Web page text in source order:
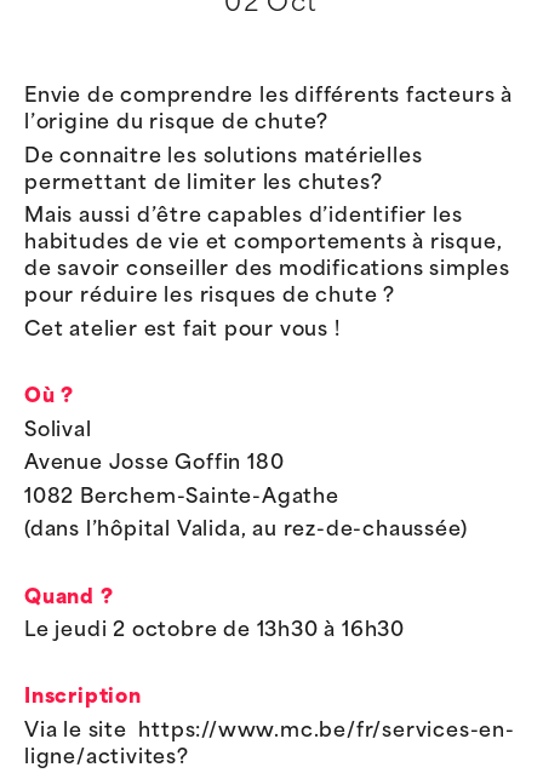
02 Oct
Envie de comprendre les différents facteurs à
l’origine du risque de chute?
De connaitre les solutions matérielles
permettant de limiter les chutes?
Mais aussi d’être capables d’identifier les
habitudes de vie et comportements à risque,
de savoir conseiller des modifications simples
pour réduire les risques de chute ?
Cet atelier est fait pour vous !
Où ?
Solival
Avenue Josse Goffin 180
1082 Berchem-Sainte-Agathe
(dans l’hôpital Valida, au rez-de-chaussée)
Quand ?
Le jeudi 2 octobre de 13h30 à 16h30
Inscription
Via le site https://www.mc.be/fr/services-en-
ligne/activites?